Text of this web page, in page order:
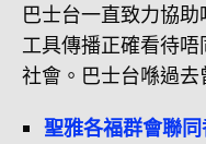
巴士台一直致力協
工具傳播正確看待
社會。巴士台喺過去
聖雅各福群會聯